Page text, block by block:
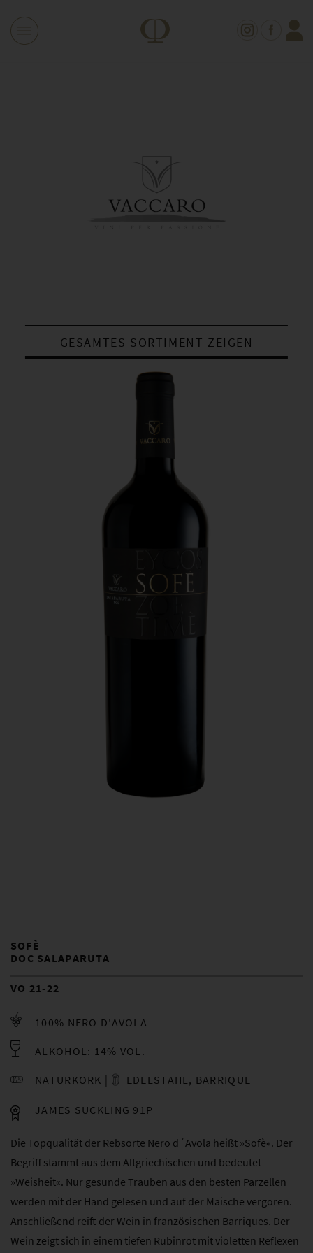
GESAMTES SORTIMENT ZEIGEN
SOFÈ
DOC SALAPARUTA
VO 21-22
100% NERO D'AVOLA
ALKOHOL: 14% VOL.
NATURKORK EDELSTAHL, BARRIQUE
JAMES SUCKLING 91P
Die Topqualität der Rebsorte Nero d´Avola heißt »Sofè«. Der
Begriff stammt aus dem Altgriechischen und bedeutet
»Weisheit«. Nur gesunde Trauben aus den besten Parzellen
werden mit der Hand gelesen und auf der Maische vergoren.
Anschließend reift der Wein in französischen Barriques. Der
Wein zeigt sich in einem tiefen Rubinrot mit violetten Reflexen